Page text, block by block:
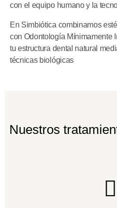
con el equipo humano y la
En Simbiótica combinamos
con Odontología Mínimamente
tu estructura dental natural
técnicas biológicas
Nuestros